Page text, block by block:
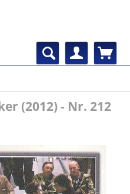
(2012) - Nr. 212